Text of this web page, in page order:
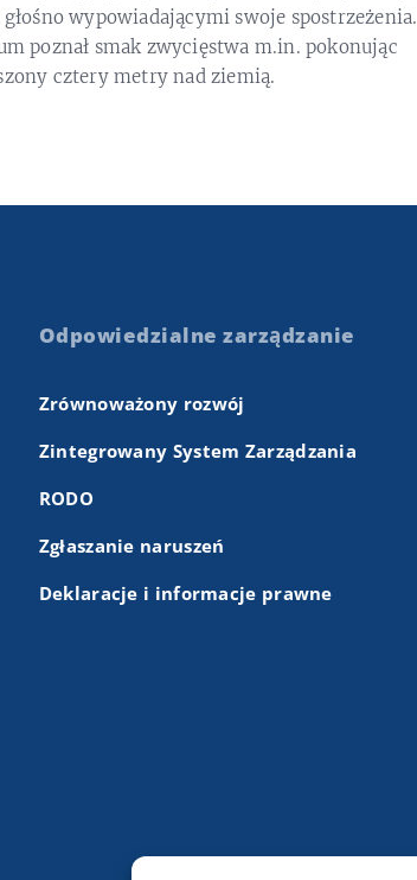
wypowiadającymi swoje spostrzeżenia.
poznał smak zwycięstwa m.in. pokonując
cztery metry nad ziemią.
Odpowiedzialne zarządzanie
Zrównoważony rozwój
Zintegrowany System Zarządzania
RODO
Zgłaszanie naruszeń
Deklaracje i informacje prawne